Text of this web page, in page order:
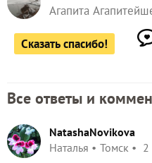
Агапита
Сказать спасибо!
Все ответы и
NatashaNovikova
Наталья
Томск 2